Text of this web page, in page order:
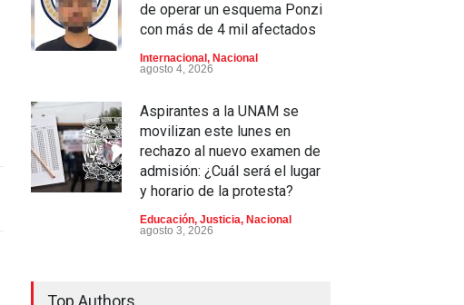
de operar un esquema Ponzi
con más de 4 mil afectados
Internacional , Nacional
agosto 4, 2026
Aspirantes a la UNAM se
movilizan este lunes en
rechazo al nuevo examen de
admisión: ¿Cuál será el lugar
y horario de la protesta?
Educación, Justicia, Nacional
agosto 3, 2026